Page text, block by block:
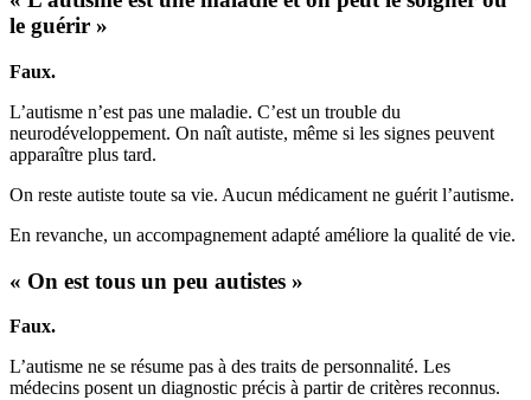
le guérir »
Faux.
L’autisme n’est pas une maladie. C’est un trouble du
neurodéveloppement. On naît autiste, même si les signes peuvent
apparaître plus tard.
On reste autiste toute sa vie. Aucun médicament ne guérit l’autisme.
En revanche, un accompagnement adapté améliore la qualité de vie.
« On est tous un peu autistes »
Faux.
L’autisme ne se résume pas à des traits de personnalité. Les
médecins posent un diagnostic précis à partir de critères reconnus.